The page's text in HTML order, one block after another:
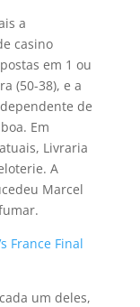
a
casino
em 1 ou
(50-38), e a
de
Em
Livraria
A
Marcel
France Final
um deles,